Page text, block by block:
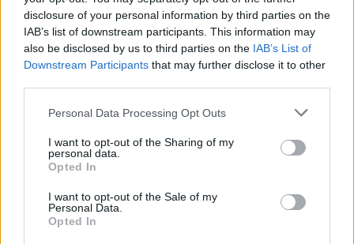
disclosure of your personal information by third parties on the
IAB’s list of downstream participants. This information may
also be disclosed by us to third parties on the IAB’s List of
Downstream Participants that may further disclose it to other
Personal Data Processing Opt Outs
I want to opt-out of the Sharing of my
personal data.
Opted In
I want to opt-out of the Sale of my
Personal Data.
Opted In
Předchozí článek
Hornické muzeum přivítalo
stotisícího návštěvníka, tradice
Následující článek
Příbram zavedla Tichou linku.
Neslyšícím usnadní jednání
VÍCE OD AUTORA
Většina koupališť na Příbramsku nabízí
výborné podmínky. Horší voda je jen na
Živohošti